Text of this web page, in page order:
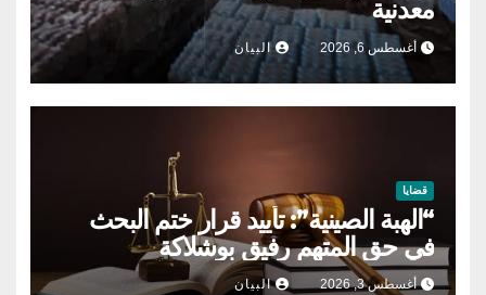
معدنية
أغسطس 6, 2026 البيان
قضايا
“الهبة الصينية”: تأييد قرار ختم البحث
في حق المتهم رفيق بوشلاكة
أغسطس 3, 2026 البيان